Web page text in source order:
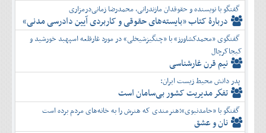
گفتگو با نویسنده و حقوقدان مازندرانی، محمدرضا زمانی‌درمزاری
دربارۀ کتاب ”بایسته‌های حقوقی و کاربردی آیین دادرسی مدنی»
گفتگوی «محمدکشاورز» با «چنگیزشیخلی» در مورد غارقلعه اسپهبد خورشید و
کیجاکرچال
نیم قرن غارشناسی
پدر دانش محیط زیست ایران:
تفكر مديريت کشور بی‌سامان است
گفتگو با «حامدنبوی»؛هنرمندی که هنرش را به خانه‌های مردم برده است
نان و عشق